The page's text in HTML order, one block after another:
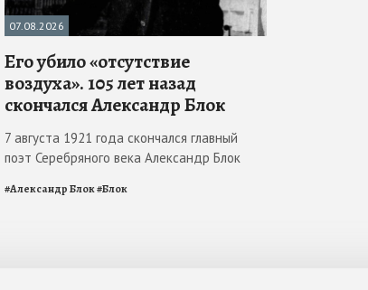
07.08.2026
Его убило «отсутствие
воздуха». 105 лет назад
скончался Александр Блок
7 августа 1921 года скончался главный
поэт Серебряного века Александр Блок
#Александр Блок#Блок